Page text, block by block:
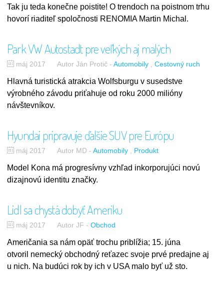
Tak ju teda konečne poistite! O trendoch na poistnom trhu
hovorí riaditeľ spoločnosti RENOMIA Martin Michal.
Park VW Autostadt pre veľkých aj malých
máj 2017 Autor Ján Protič-Automobily Cestovný ruch
Hlavná turistická atrakcia Wolfsburgu v susedstve
výrobného závodu priťahuje od roku 2000 milióny
návštevníkov.
Hyundai pripravuje ďalšie SUV pre Európu
máj 2017 Autor MD-Automobily Produkt
Model Kona má progresívny vzhľad inkorporujúci novú
dizajnovú identitu značky.
Lidl sa chystá dobyť Ameriku
máj 2017 Autor JF-Obchod
Američania sa nám opäť trochu priblížia; 15. júna
otvoril nemecký obchodný reťazec svoje prvé predajne aj
u nich. Na budúci rok by ich v USA malo byť už sto.